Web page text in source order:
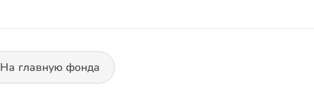
На главную фонда